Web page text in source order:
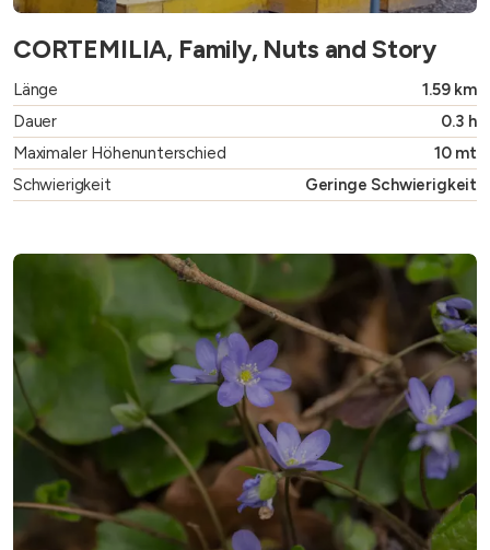
CORTEMILIA, Family, Nuts and Story
Länge
1.59 km
Dauer
0.3 h
Maximaler Höhenunterschied
10 mt
Schwierigkeit
Geringe Schwierigkeit